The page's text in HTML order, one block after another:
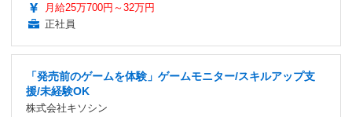
月給25万700円～32万円
正社員
「発売前のゲームを体験」ゲームモニター/スキルアップ支
援/未経験OK
株式会社キソシン